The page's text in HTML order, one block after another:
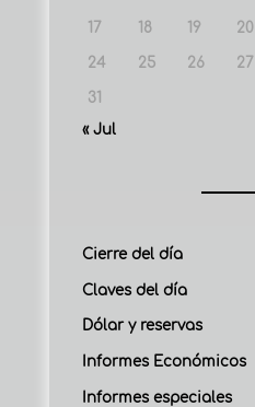
17 18 19 20
24 25 26 27
31
« Jul
Cierre del día
Claves del día
Dólar y reservas
Informes Económicos
Informes especiales